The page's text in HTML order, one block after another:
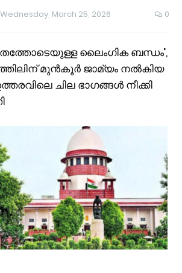
Wednesday, March 25, 2026 0
ലൈംഗിക ബന്ധം’,
മുന്‍കൂര്‍ ജാമ്യം നല്‍കിയ
ചില ഭാഗങ്ങള്‍ നീക്കി